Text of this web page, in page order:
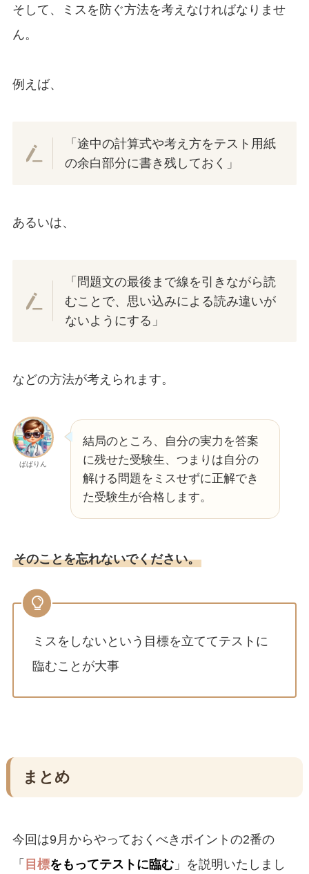
そして、ミスを防ぐ方法を考えなければなりませ
ん。
例えば、
「途中の計算式や考え方をテスト用紙
の余白部分に書き残しておく」
あるいは、
「問題文の最後まで線を引きながら読
むことで、思い込みによる読み違いが
ないようにする」
などの方法が考えられます。
ぱぱりん
結局のところ、自分の実力を答案
に残せた受験生、つまりは自分の
解ける問題をミスせずに正解でき
た受験生が合格します。
そのことを忘れないでください。
ミスをしないという目標を立ててテストに
臨むことが大事
まとめ
今回は9月からやっておくべきポイントの2番の
「 目標をもってテストに臨む」を説明いたしまし